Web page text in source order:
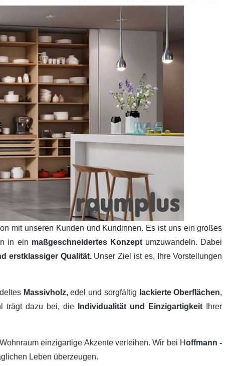
mit unseren Kunden und Kundinnen. Es ist uns ein großes
in ein maßgeschneidertes Konzept umzuwandeln. Dabei
erstklassiger Qualität.Unser Ziel ist es, Ihre Vorstellungen
Massivholz,edel und sorgfältig lackierte Oberflächen,
trägt dazu bei, die Individualität und Einzigartigkeit
Ihrer
einzigartige Akzente verleihen. Wir bei Hoffmann -
Leben überzeugen.